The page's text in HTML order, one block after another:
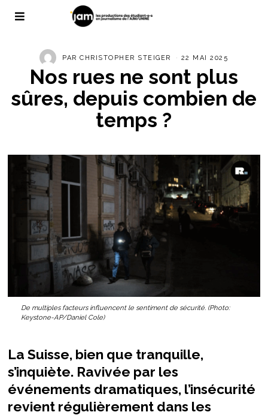
PARCHRISTOPHER STEIGER 22 MAI 2025
Nos rues ne sont plus
sûres, depuis combien de
temps ?
De multiples facteurs influencent le sentiment de sécurité. (Photo:
Keystone-AP/Daniel Cole)
La Suisse, bien que tranquille,
s’inquiète. Ravivée par les
événements dramatiques, l’insécurité
revient régulièrement dans les